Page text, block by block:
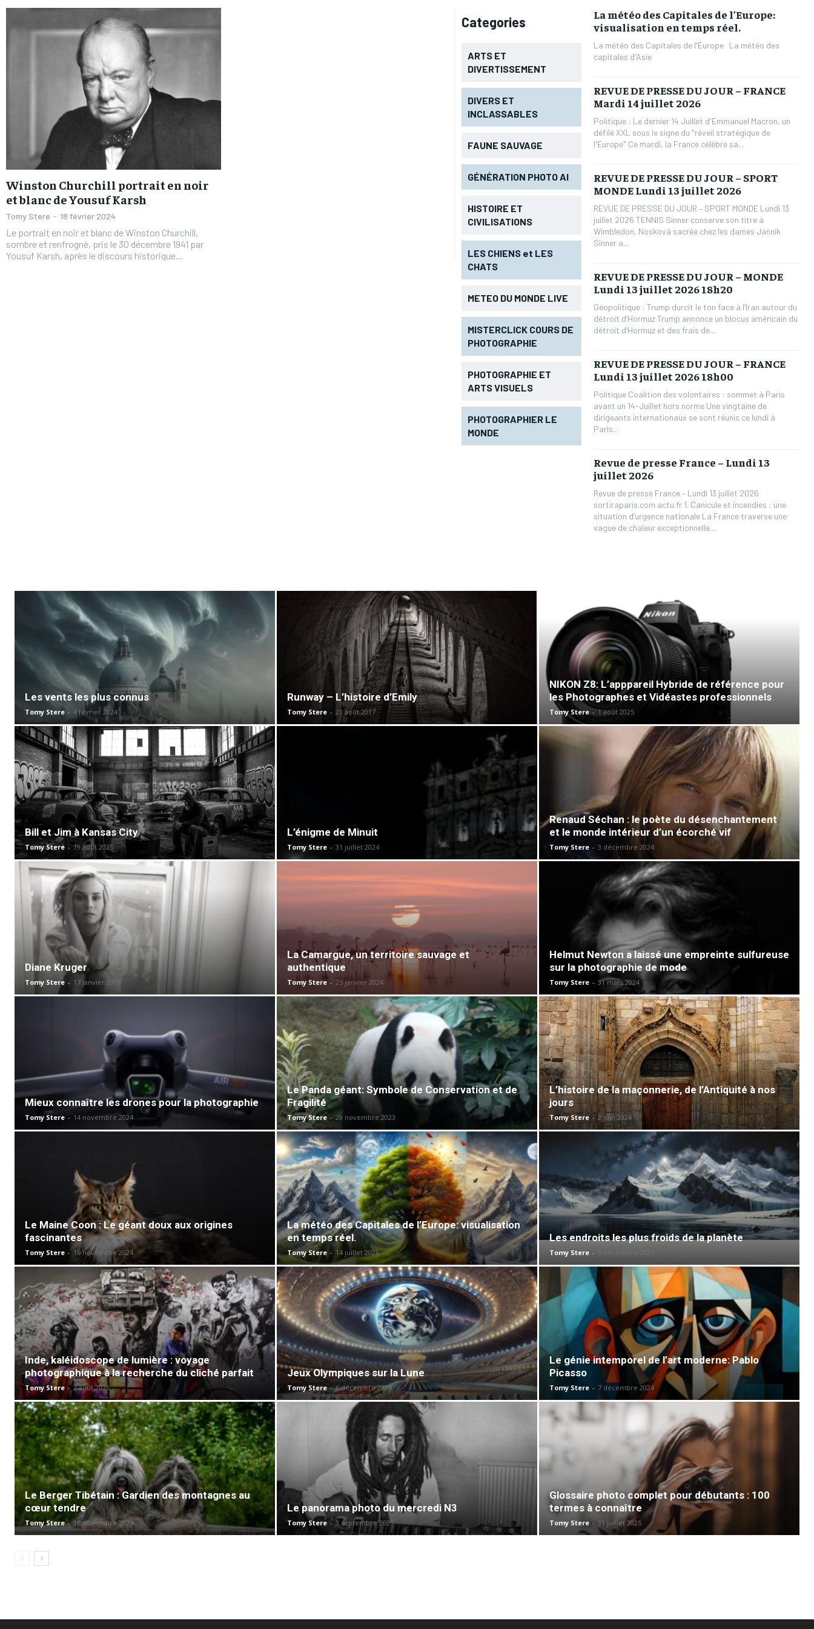
Winston Churchill portrait en noir
et blanc de Yousuf Karsh
Tomy Stere - 18 février 2024
Le portrait en noir et blanc de Winston Churchill,
sombre et renfrogné, pris le 30 décembre 1941 par
Yousuf Karsh, après le discours historique...
Categories
ARTS ET
DIVERTISSEMENT
DIVERS ET
INCLASSABLES
FAUNE SAUVAGE
GÉNÉRATION PHOTO AI
HISTOIRE ET
CIVILISATIONS
LES CHIENS et LES
CHATS
METEO DU MONDE LIVE
MISTERCLICK COURS DE
PHOTOGRAPHIE
PHOTOGRAPHIE ET
ARTS VISUELS
PHOTOGRAPHIER LE
MONDE
La météo des Capitales de l’Europe:
visualisation en temps réel.
La météo des Capitales de l'Europe La météo des
capitales d'Asie
REVUE DE PRESSE DU JOUR – FRANCE
Mardi 14 juillet 2026
Politique : Le dernier 14 Juillet d'Emmanuel Macron, un
défilé XXL sous le signe du "réveil stratégique de
l'Europe" Ce mardi, la France célèbre sa...
REVUE DE PRESSE DU JOUR – SPORT
MONDE Lundi 13 juillet 2026
REVUE DE PRESSE DU JOUR – SPORT MONDE Lundi 13
juillet 2026 TENNIS Sinner conserve son titre à
Wimbledon, Nosková sacrée chez les dames Jannik
Sinner a...
REVUE DE PRESSE DU JOUR – MONDE
Lundi 13 juillet 2026 18h20
Géopolitique : Trump durcit le ton face à l’Iran autour du
détroit d’Hormuz Trump annonce un blocus américain du
détroit d’Hormuz et des frais de...
REVUE DE PRESSE DU JOUR – FRANCE
Lundi 13 juillet 2026 18h00
Politique Coalition des volontaires : sommet à Paris
avant un 14-Juillet hors norme Une vingtaine de
dirigeants internationaux se sont réunis ce lundi à
Paris...
Revue de presse France – Lundi 13
juillet 2026
Revue de presse France – Lundi 13 juillet 2026
sortiraparis.com actu.fr 1. Canicule et incendies : une
situation d’urgence nationale La France traverse une
vague de chaleur exceptionnelle....
Les vents les plus connus
Tomy Stere - 4 février 2024
Runway – L’histoire d’Emily
Tomy Stere - 23 août 2017
NIKON Z8: L’apppareil Hybride de référence pour
les Photographes et Vidéastes professionnels
Tomy Stere - 1 août 2025
Bill et Jim à Kansas City
Tomy Stere - 19 août 2025
L’énigme de Minuit
Tomy Stere - 31 juillet 2024
Renaud Séchan : le poète du désenchantement
et le monde intérieur d’un écorché vif
Tomy Stere - 3 décembre 2024
Diane Kruger
Tomy Stere - 17 janvier 2018
La Camargue, un territoire sauvage et
authentique
Tomy Stere - 25 janvier 2024
Helmut Newton a laissé une empreinte sulfureuse
sur la photographie de mode
Tomy Stere - 31 mars 2024
Mieux connaître les drones pour la photographie
Tomy Stere - 14 novembre 2024
Le Panda géant: Symbole de Conservation et de
Fragilité
Tomy Stere - 29 novembre 2023
L’histoire de la maçonnerie, de l’Antiquité à nos
jours
Tomy Stere - 2 juin 2024
Le Maine Coon : Le géant doux aux origines
fascinantes
Tomy Stere - 16 novembre 2024
La météo des Capitales de l’Europe: visualisation
en temps réel.
Tomy Stere - 14 juillet 2026
Les endroits les plus froids de la planète
Tomy Stere -
Inde, kaléidoscope de lumière : voyage
photographique à la recherche du cliché parfait
Tomy Stere - 2 août 2025
Jeux Olympiques sur la Lune
Tomy Stere - 6 décembre 2024
Le génie intemporel de l’art moderne: Pablo
Picasso
Tomy Stere - 7 décembre 2024
Le Berger Tibétain : Gardien des montagnes au
cœur tendre
Tomy Stere - 16 novembre 2024
Le panorama photo du mercredi N3
Tomy Stere - 3 septembre 2025
Glossaire photo complet pour débutants : 100
termes à connaître
Tomy Stere - 31 juillet 2025